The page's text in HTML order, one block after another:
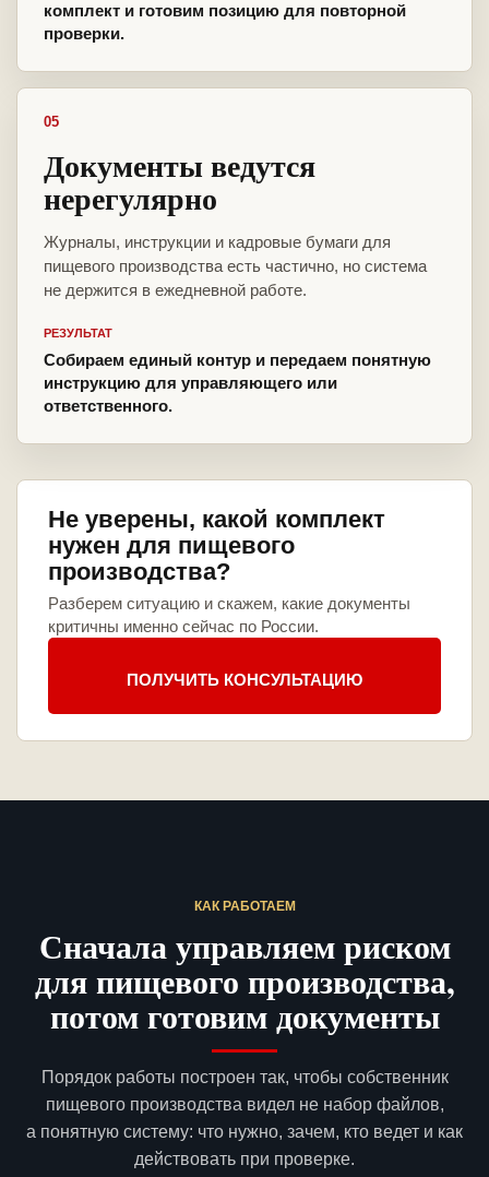
комплект и готовим позицию для повторной
проверки.
05
Документы ведутся
нерегулярно
Журналы, инструкции и кадровые бумаги для
пищевого производства есть частично, но система
не держится в ежедневной работе.
РЕЗУЛЬТАТ
Собираем единый контур и передаем понятную
инструкцию для управляющего или
ответственного.
Не уверены, какой комплект
нужен для пищевого
производства?
Разберем ситуацию и скажем, какие документы
критичны именно сейчас по России.
ПОЛУЧИТЬ КОНСУЛЬТАЦИЮ
КАК РАБОТАЕМ
Сначала управляем риском
для пищевого производства,
потом готовим документы
Порядок работы построен так, чтобы собственник
пищевого производства видел не набор файлов,
а понятную систему: что нужно, зачем, кто ведет и как
действовать при проверке.